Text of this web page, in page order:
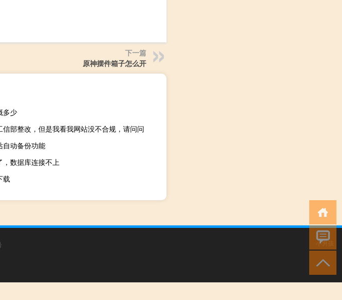
下一篇
原神摆件箱子怎么开
多少
部整改，但是我看我网站没不合规，请问问
自动备份功能
，数据库连接不上
载
小男孩